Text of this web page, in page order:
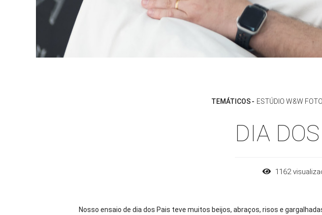
TEMÁTICOS ESTÚDIO W&W
DIA
1162
Nosso ensaio de dia dos Pais teve muitos beijos, abraços, risos e